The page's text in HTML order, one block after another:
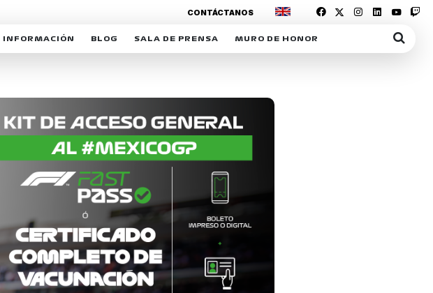
INFORMACIÓN
DERECHO DE PRIMERA OPCIÓN
REFORESTEMOS JUNTOS
MOTORSPORT ACADEMY
VOLUNTARIOS
EXPOSICIÓN FOTOGRÁFICA
CAMPEONATO
PATROCINADORES
LEGALES TICKETMASTER
BLOG
MEXICOGP
INTERACTIVOS
SALA DE PRENSA
ACREDITACIONES
MURO DE HONOR
CONTÁCTANOS